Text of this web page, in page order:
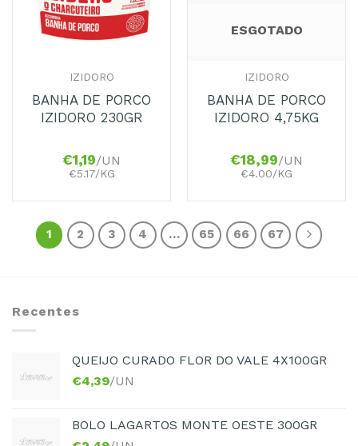
IZIDORO
BANHA DE PORCO
IZIDORO 230GR
€1,19/UN
€5.17/KG
ESGOTADO
IZIDORO
BANHA DE PORCO
IZIDORO 4,75KG
€18,99/UN
€4.00/KG
1 2 3 4 … 65 66 67
Recentes
QUEIJO CURADO FLOR DO VALE 4X100GR
€4,39/UN
BOLO LAGARTOS MONTE OESTE 300GR